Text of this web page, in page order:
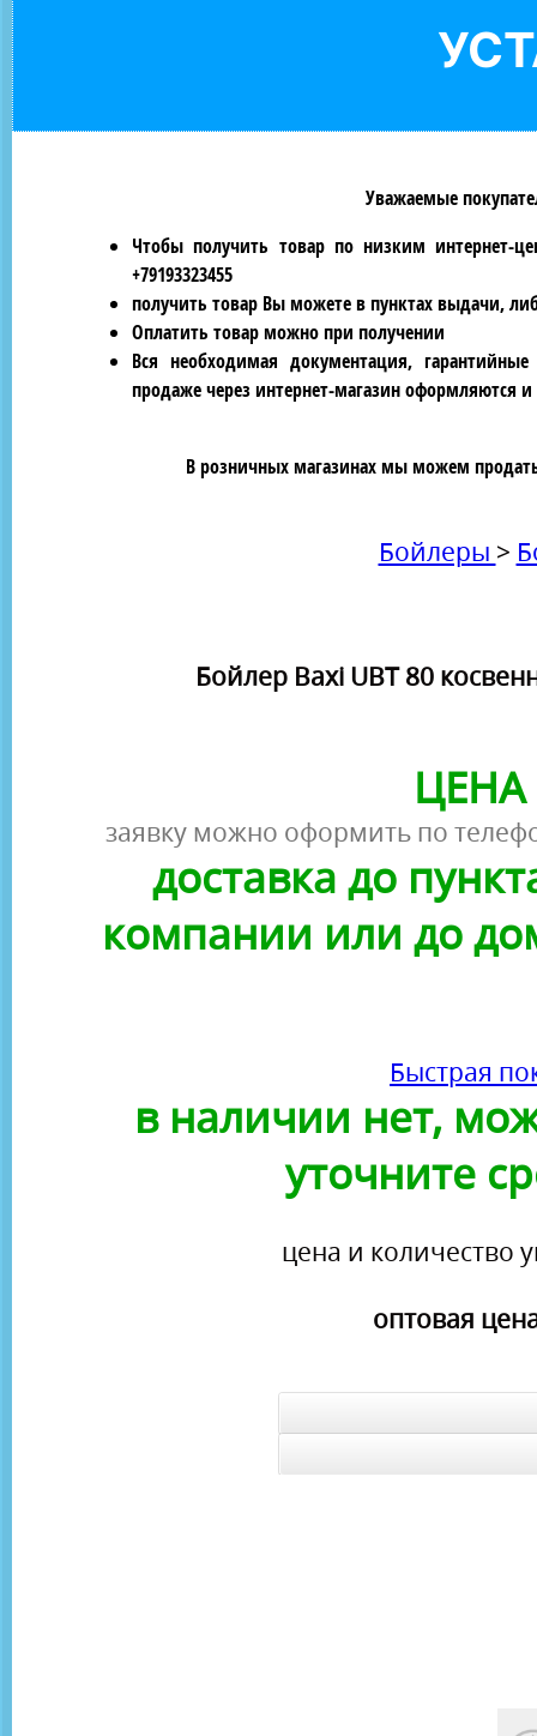
Уважаемые
Чтобы получить товар по низким интернет-
+79193323455
получить товар Вы можете в пунктах выдачи,
Оплатить товар можно при получении
Вся необходимая документация,
продаже через интернет-магазин оформляются
В розничных магазинах мы можем
Бойлеры >
Бойлер Baxi UBT 80
ЦЕНА
заявку можно оформить по
доставка до
компании или до
Быстрая
в наличии нет,
уточните
цена и количество
оптовая